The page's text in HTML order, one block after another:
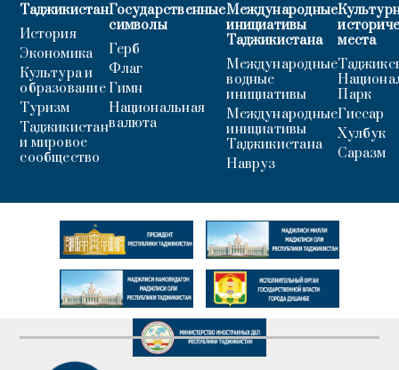
Таджикистан
История
Экономика
Культура и
образование
Туризм
Таджикистан
и мировое
сообщество
Государственные
символы
Герб
Флаг
Гимн
Национальная
валюта
Международные
инициативы
Таджикистана
Международные
водные
инициативы
Международные
инициативы
Таджикистана
Навруз
места
Парк
Гиссар
Хулбук
Саразм